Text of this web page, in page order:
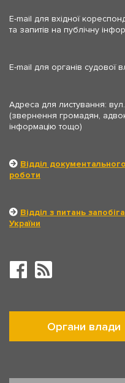
E-mail для вхідної
та запитів на публічну
E-mail для органів судової
Адреса для листування:
(звернення громадян,
інформацію тощо)
Відділ
роботи
Відділ з питань
України
Органи влади